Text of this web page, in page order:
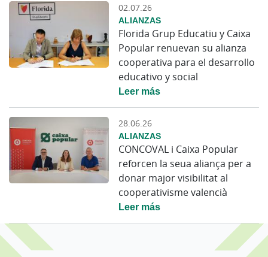
02.07.26
ALIANZAS
Florida Grup Educatiu y Caixa
Popular renuevan su alianza
cooperativa para el desarrollo
educativo y social
Leer más
28.06.26
ALIANZAS
CONCOVAL i Caixa Popular
reforcen la seua aliança per a
donar major visibilitat al
cooperativisme valencià
Leer más